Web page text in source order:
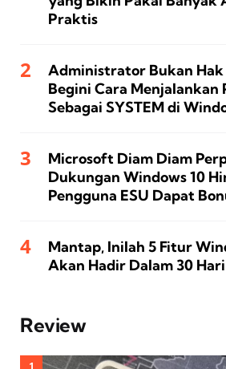
Praktis
Administrator Bukan
Begini Cara Menjalankan
Sebagai SYSTEM di
Microsoft Diam Diam
Dukungan Windows 10
Pengguna ESU Dapat
Mantap, Inilah 5 Fitur
Akan Hadir Dalam 30
Review